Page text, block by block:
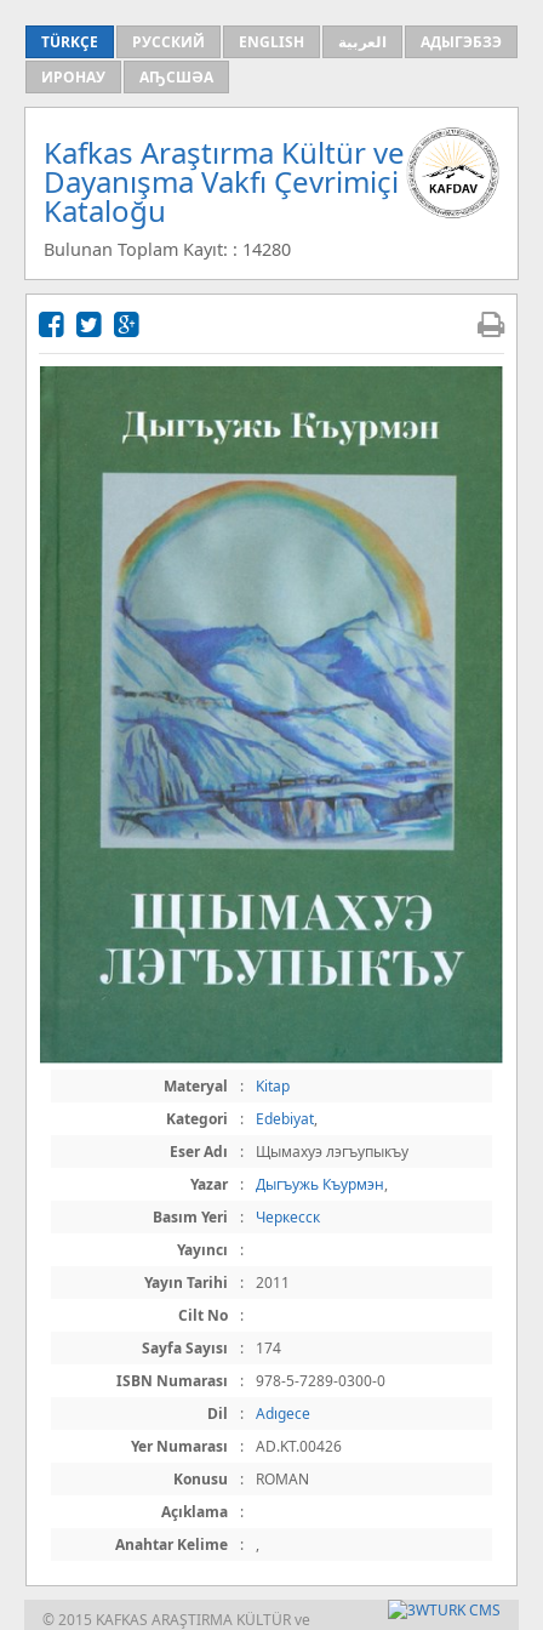
TÜRKÇE РУССКИЙ ENGLISH العربية
АДЫГЭБЗЭ
ИРОНАУ
АҦСШӘА
Kafkas Araştırma Kültür ve
Dayanışma Vakfı Çevrimiçi
Kataloğu
Bulunan Toplam Kayıt: : 14280
Materyal :
Kitap
Kategori
: Edebiyat,
Eser Adı
:
Щымахуэ лэгъупыкъу
Yazar
: Дыгъужь Къурмэн,
Basım Yeri
:
Черкесск
Yayıncı
:
Yayın Tarihi
: 2011
Cilt No
:
Sayfa Sayısı
:
174
ISBN Numarası
: 978-5-7289-0300-0
Dil
: Adıgece
Yer Numarası
: AD.KT.00426
Konusu
:
ROMAN
Açıklama
:
Anahtar Kelime
: ,
© 2015 KAFKAS ARAŞTIRMA KÜLTÜR ve